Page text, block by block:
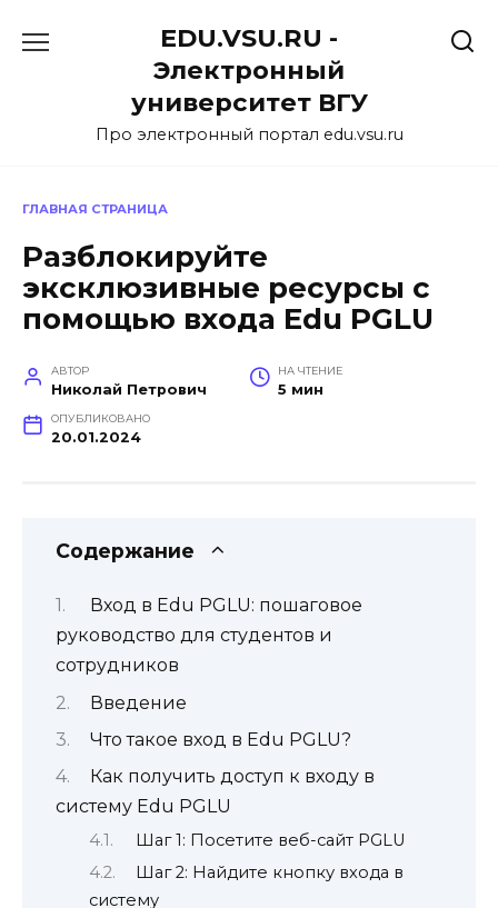
EDU.VSU.RU -
Электронный
университет ВГУ
Про электронный портал edu.vsu.ru
ГЛАВНАЯ СТРАНИЦА
Разблокируйте
эксклюзивные ресурсы с
помощью входа Edu PGLU
АВТОР
Николай Петрович
НА ЧТЕНИЕ
5 мин
ОПУБЛИКОВАНО
20.01.2024
Содержание
Вход в Edu PGLU: пошаговое
руководство для студентов и
сотрудников
Введение
Что такое вход в Edu PGLU?
Как получить доступ к входу в
систему Edu PGLU
Шаг 1: Посетите веб-сайт PGLU
Шаг 2: Найдите кнопку входа в
систему